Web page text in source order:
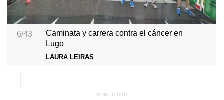
6/43
Caminata y carrera contra el cáncer en
Lugo
LAURA LEIRAS